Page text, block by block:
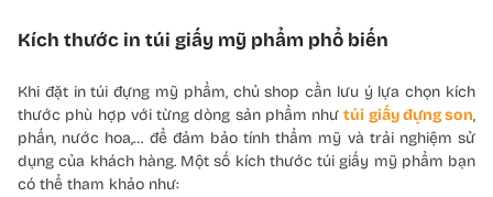
Kích thước in túi giấy mỹ phẩm phổ biến
Khi đặt in túi đựng mỹ phẩm, chủ shop cần lưu ý lựa chọn kích
thước phù hợp với từng dòng sản phẩm nhưtúi giấy đựng son,
phấn, nước hoa,… để đảm bảo tính thẩm mỹ và trải nghiệm sử
dụng của khách hàng. Một số kích thước túi giấy mỹ phẩm bạn
có thể tham khảo như: